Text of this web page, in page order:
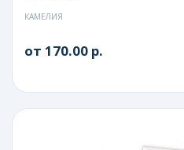
КАМЕЛИЯ
от 170.00 р.